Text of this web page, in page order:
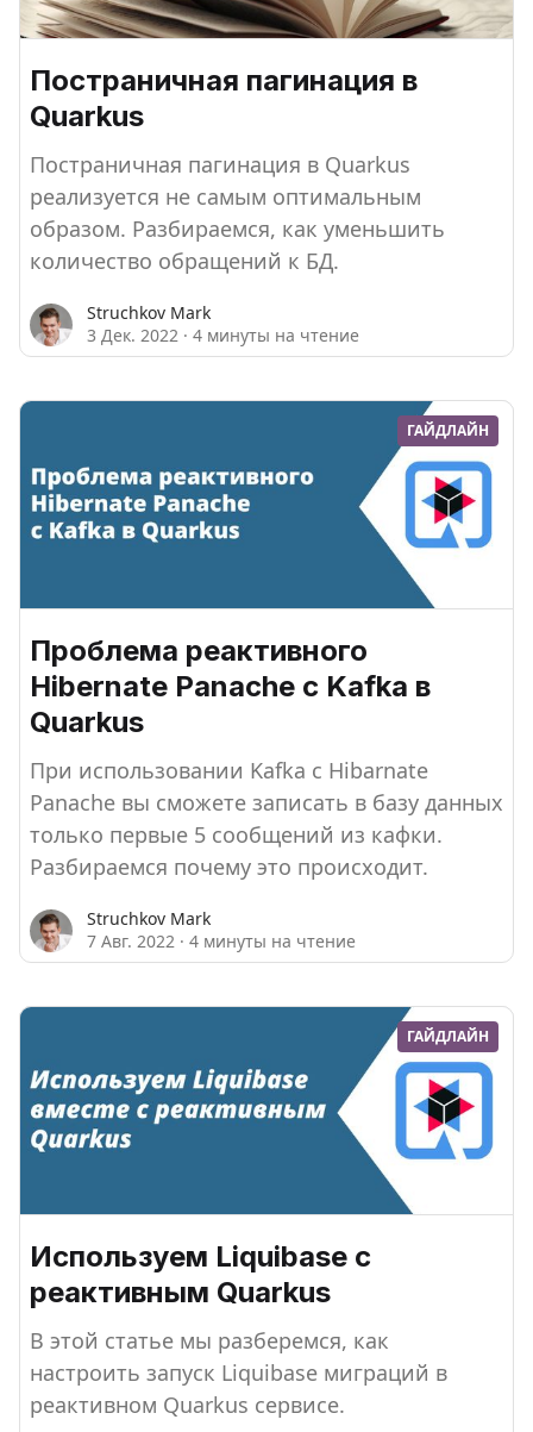
Постраничная пагинация в
Quarkus
Постраничная пагинация в Quarkus
реализуется не самым оптимальным
образом. Разбираемся, как уменьшить
количество обращений к БД.
Struchkov Mark
3 Дек. 2022 · 4 минуты на чтение
ГАЙДЛАЙН
Проблема реактивного
Hibernate Panache с Kafka в
Quarkus
При использовании Kafka с Hibarnate
Panache вы сможете записать в базу данных
только первые 5 сообщений из кафки.
Разбираемся почему это происходит.
Struchkov Mark
7 Авг. 2022 · 4 минуты на чтение
ГАЙДЛАЙН
Используем Liquibase с
реактивным Quarkus
В этой статье мы разберемся, как
настроить запуск Liquibase миграций в
реактивном Quarkus сервисе.